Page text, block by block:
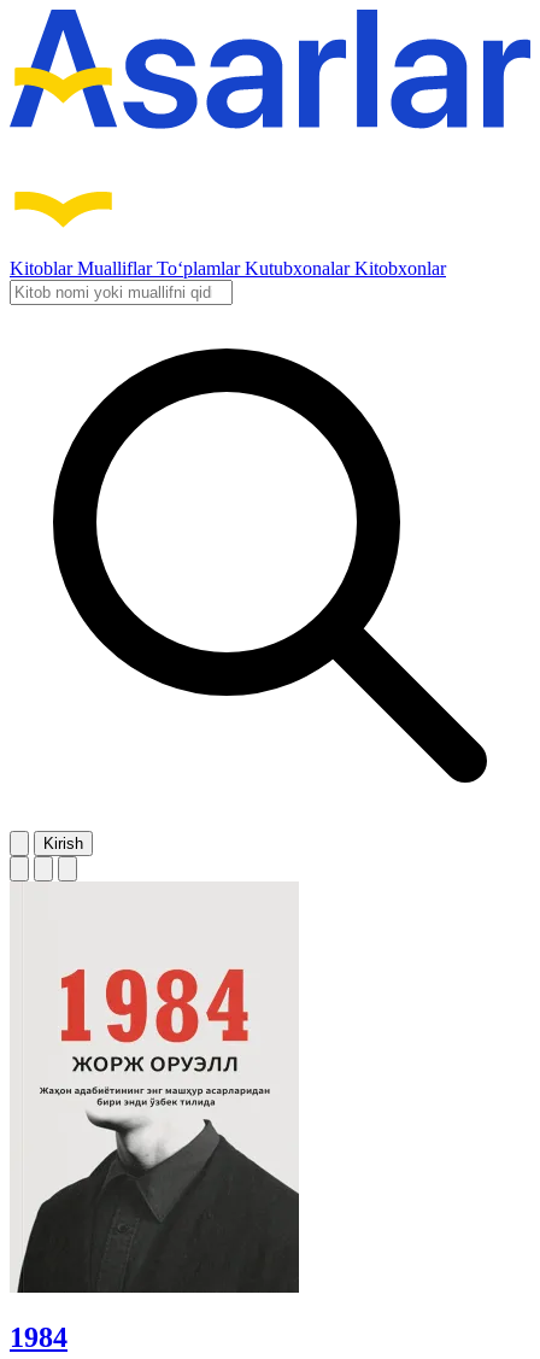
KitoblarMualliflarTo‘plamlarKutubxonalarKitobxonlar
Kirish
1984